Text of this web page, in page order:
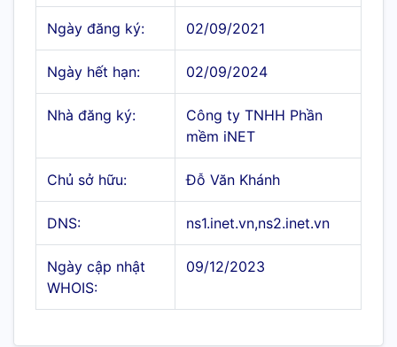
Ngày đăng ký: 02/09/2021
Ngày hết hạn: 02/09/2024
Nhà đăng ký:
Công ty TNHH Phần
mềm iNET
Chủ sở hữu: Đỗ Văn Khánh
DNS: ns1.inet.vn,ns2.inet.vn
Ngày cập nhật
WHOIS:
09/12/2023